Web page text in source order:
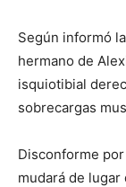
Según informó
hermano de
isquiotibial
sobrecargas
Disconforme
mudará de